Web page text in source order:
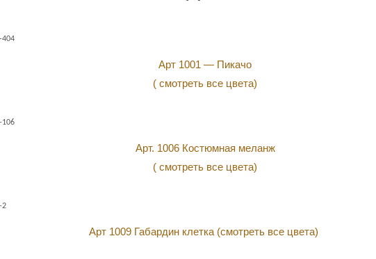
404
Арт 1001 — Пикачо
( смотреть все цвета)
106
Арт. 1006 Костюмная меланж
( смотреть все цвета)
2
Арт 1009 Габардин клетка (смотреть все цвета)